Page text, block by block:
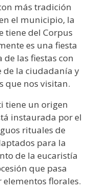
más tradición
el municipio, la
tiene del Corpus
es una fiesta
las fiestas con
la ciudadanía y
que nos visitan.
tiene un origen
instaurada por el
rituales de
para la
de la eucaristía
que pasa
florales.